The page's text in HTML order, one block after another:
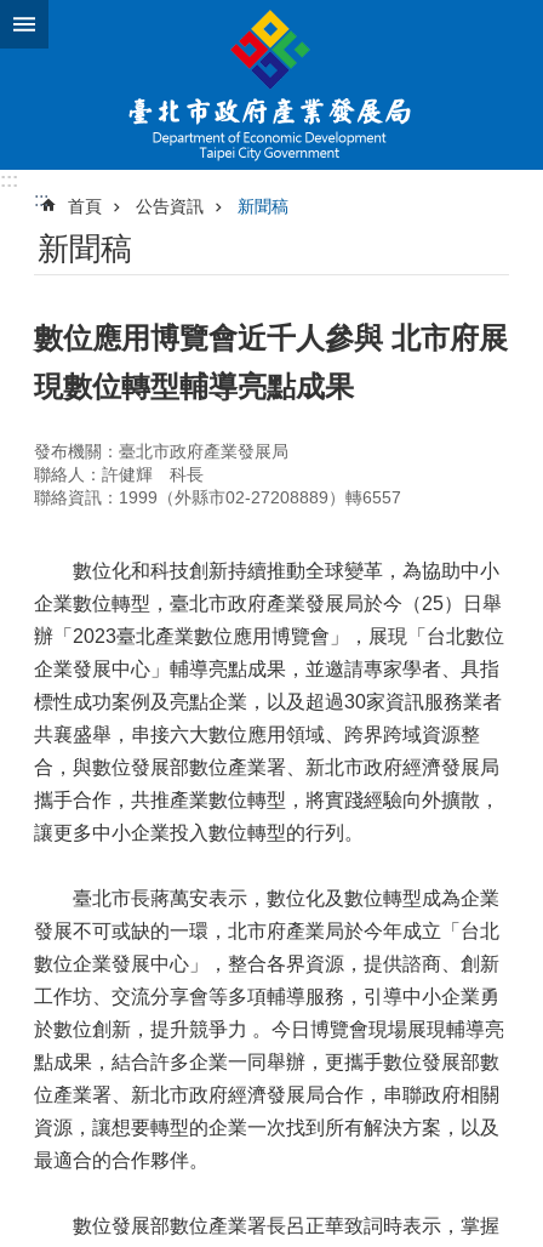
跳到主要內容區塊
:::
:::
首頁 公告資訊 新聞稿
新聞稿
數位應用博覽會近千人參與 北市府展
現數位轉型輔導亮點成果
發布機關：臺北市政府產業發展局
聯絡人：許健輝 科長
聯絡資訊：1999（外縣市02-27208889）轉6557
數位化和科技創新持續推動全球變革，為協助中小
企業數位轉型，臺北市政府產業發展局於今（25）日舉
辦「2023臺北產業數位應用博覽會」，展現「台北數位
企業發展中心」輔導亮點成果，並邀請專家學者、具指
標性成功案例及亮點企業，以及超過30家資訊服務業者
共襄盛舉，串接六大數位應用領域、跨界跨域資源整
合，與數位發展部數位產業署、新北市政府經濟發展局
攜手合作，共推產業數位轉型，將實踐經驗向外擴散，
讓更多中小企業投入數位轉型的行列。
臺北市長蔣萬安表示，數位化及數位轉型成為企業
發展不可或缺的一環，北市府產業局於今年成立「台北
數位企業發展中心」，整合各界資源，提供諮商、創新
工作坊、交流分享會等多項輔導服務，引導中小企業勇
於數位創新，提升競爭力 。今日博覽會現場展現輔導亮
點成果，結合許多企業一同舉辦，更攜手數位發展部數
位產業署、新北市政府經濟發展局合作，串聯政府相關
資源，讓想要轉型的企業一次找到所有解決方案，以及
最適合的合作夥伴。
數位發展部數位產業署長呂正華致詞時表示，掌握